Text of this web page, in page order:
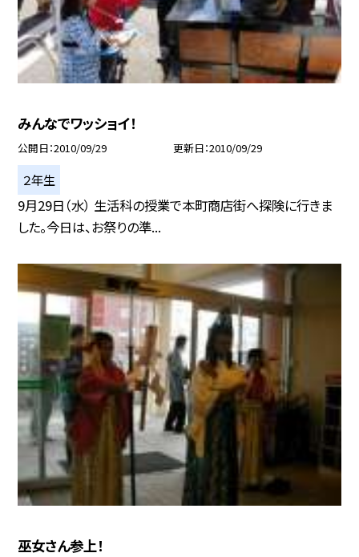
みんなでワッショイ！
公開日 2010/09/29 更新日 2010/09/29
２年生
9月29日（水） 生活科の授業で本町商店街へ探険に行きま
した。今日は、お祭りの準...
巫女さん参上！